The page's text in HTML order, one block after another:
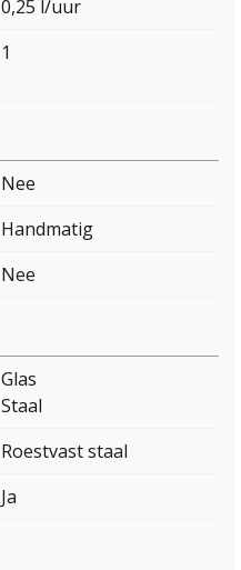
0,25 l/uur
1
Nee
Handmatig
Nee
Glas
Staal
Roestvast staal
Ja